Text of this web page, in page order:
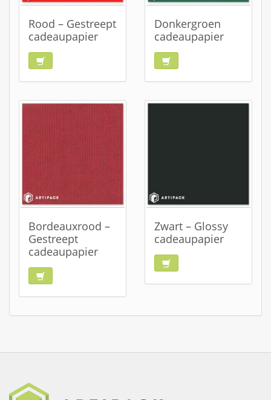
Rood – Gestreept
cadeaupapier
Donkergroen
cadeaupapier
Bordeauxrood –
Gestreept
cadeaupapier
Zwart – Glossy
cadeaupapier